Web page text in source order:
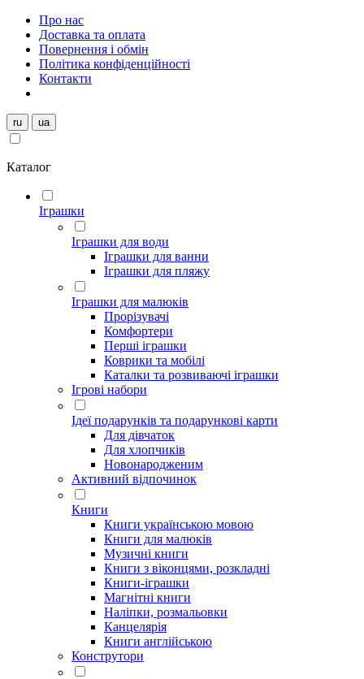
Про нас
Доставка та оплата
Повернення і обмін
Політика конфіденційності
Контакти
ru ua
Каталог
Іграшки
Іграшки для води
Іграшки для ванни
Іграшки для пляжу
Іграшки для малюків
Прорізувачі
Комфортери
Перші іграшки
Коврики та мобілі
Каталки та розвиваючі іграшки
Ігрові набори
Ідеї ​​подарунків та подарункові карти
Для дівчаток
Для хлопчиків
Новонародженим
Активний відпочинок
Книги
Книги українською мовою
Книги для малюків
Музичні книги
Книги з віконцями, розкладні
Книги-іграшки
Магнітні книги
Наліпки, розмальовки
Канцелярія
Книги англійською
Конструтори